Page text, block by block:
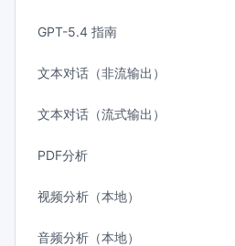
GPT-5.4 指南
文本对话（非流输出）
文本对话（流式输出）
PDF分析
视频分析（本地）
音频分析（本地）